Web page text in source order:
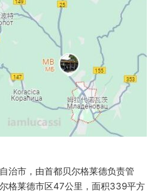
治市，由首都贝尔格莱德负责管
格莱德市区47公里，面积339平方